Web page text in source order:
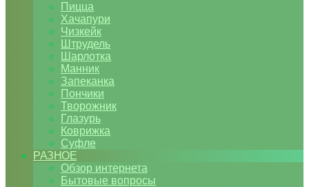
Пицца
Хачапури
Чизкейк
Штрудель
Шарлотка
Манник
Запеканка
Пончики
Творожник
Глазурь
Коврижка
Суфле
РАЗНОЕ
Обзор интернета
Бытовые вопросы